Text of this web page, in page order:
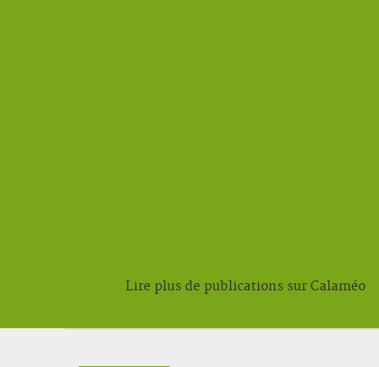
Lire plus de publications sur Calaméo